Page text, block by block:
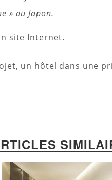
» au Japon.
site Internet.
un hôtel dans une